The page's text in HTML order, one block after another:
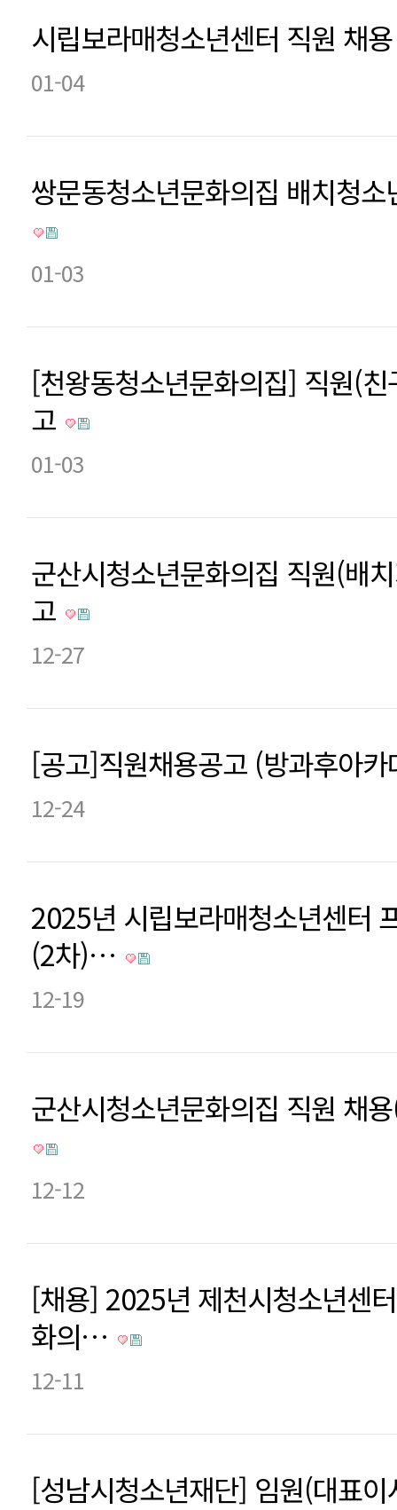
시립보라매청소년센터 직원 채
01-04
쌍문동청소년문화의집 배치청
01-03
[천왕동청소년문화의집] 직원(
고
01-03
군산시청소년문화의집 직원(배
고
12-27
[공고]직원채용공고 (방과후아
12-24
2025년 시립보라매청소년센터
(2차)…
12-19
군산시청소년문화의집 직원 채
12-12
[채용] 2025년 제천시청소년센
화의…
12-11
[성남시청소년재단] 임원(대표